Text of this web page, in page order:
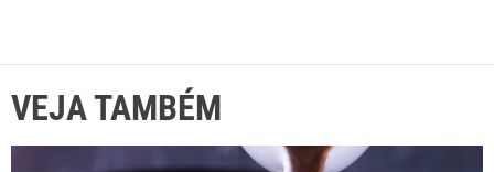
VEJA TAMBÉM